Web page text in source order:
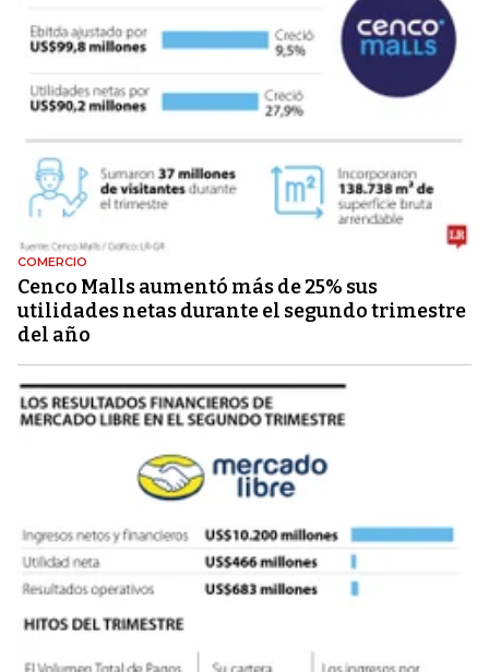
COMERCIO
Cenco Malls aumentó más de 25% sus
utilidades netas durante el segundo trimestre
del año